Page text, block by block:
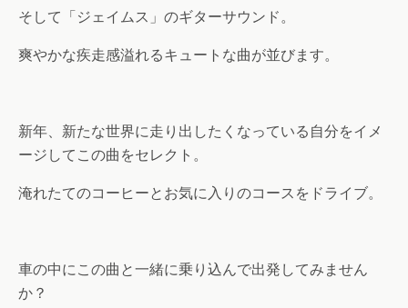
そして「ジェイムス」のギターサウンド。
爽やかな疾走感溢れるキュートな曲が並びます。
新年、新たな世界に走り出したくなっている自分をイメ
ージしてこの曲をセレクト。
淹れたてのコーヒーとお気に入りのコースをドライブ。
車の中にこの曲と一緒に乗り込んで出発してみません
か？